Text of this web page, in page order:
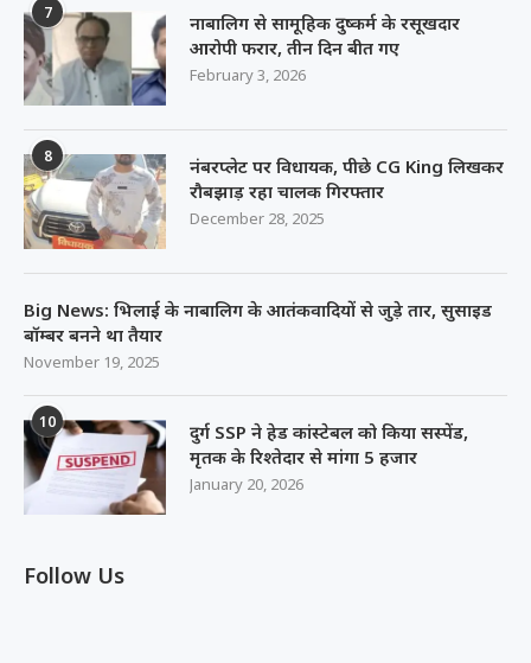
7
नाबालिग से सामूहिक दुष्कर्म के रसूखदार
आरोपी फरार, तीन दिन बीत गए
February 3, 2026
8
नंबरप्लेट पर विधायक, पीछे CG King लिखकर
रौबझाड़ रहा चालक गिरफ्तार
December 28, 2025
Big News: भिलाई के नाबालिग के आतंकवादियों से जुड़े तार, सुसाइड
बॉम्बर बनने था तैयार
November 19, 2025
10
दुर्ग SSP ने हेड कांस्टेबल को किया सस्पेंड,
मृतक के रिश्तेदार से मांगा 5 हजार
January 20, 2026
Follow Us